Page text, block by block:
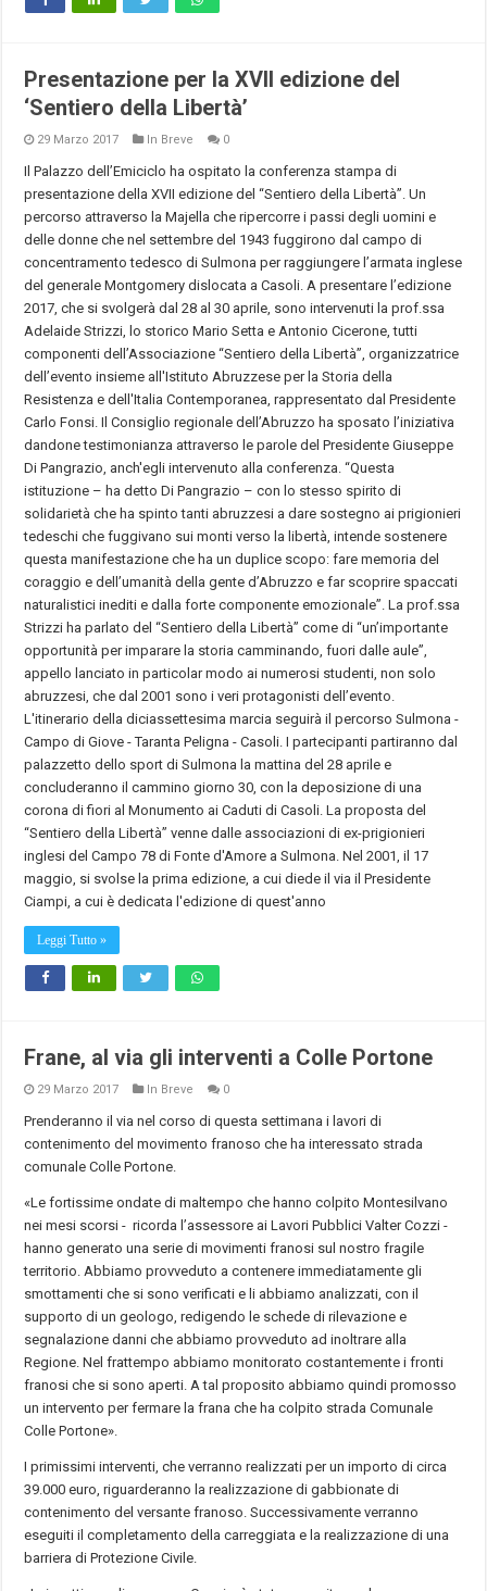
Presentazione per la XVII edizione del
‘Sentiero della Libertà’
29 Marzo 2017 In Breve 0
Il Palazzo dell’Emiciclo ha ospitato la conferenza stampa di
presentazione della XVII edizione del “Sentiero della Libertà”. Un
percorso attraverso la Majella che ripercorre i passi degli uomini e
delle donne che nel settembre del 1943 fuggirono dal campo di
concentramento tedesco di Sulmona per raggiungere l’armata inglese
del generale Montgomery dislocata a Casoli. A presentare l’edizione
2017, che si svolgerà dal 28 al 30 aprile, sono intervenuti la prof.ssa
Adelaide Strizzi, lo storico Mario Setta e Antonio Cicerone, tutti
componenti dell’Associazione “Sentiero della Libertà”, organizzatrice
dell’evento insieme all'Istituto Abruzzese per la Storia della
Resistenza e dell'Italia Contemporanea, rappresentato dal Presidente
Carlo Fonsi. Il Consiglio regionale dell’Abruzzo ha sposato l’iniziativa
dandone testimonianza attraverso le parole del Presidente Giuseppe
Di Pangrazio, anch'egli intervenuto alla conferenza. “Questa
istituzione – ha detto Di Pangrazio – con lo stesso spirito di
solidarietà che ha spinto tanti abruzzesi a dare sostegno ai prigionieri
tedeschi che fuggivano sui monti verso la libertà, intende sostenere
questa manifestazione che ha un duplice scopo: fare memoria del
coraggio e dell’umanità della gente d’Abruzzo e far scoprire spaccati
naturalistici inediti e dalla forte componente emozionale”. La prof.ssa
Strizzi ha parlato del “Sentiero della Libertà” come di “un’importante
opportunità per imparare la storia camminando, fuori dalle aule”,
appello lanciato in particolar modo ai numerosi studenti, non solo
abruzzesi, che dal 2001 sono i veri protagonisti dell’evento.
L'itinerario della diciassettesima marcia seguirà il percorso Sulmona -
Campo di Giove - Taranta Peligna - Casoli. I partecipanti partiranno dal
palazzetto dello sport di Sulmona la mattina del 28 aprile e
concluderanno il cammino giorno 30, con la deposizione di una
corona di fiori al Monumento ai Caduti di Casoli. La proposta del
“Sentiero della Libertà” venne dalle associazioni di ex-prigionieri
inglesi del Campo 78 di Fonte d'Amore a Sulmona. Nel 2001, il 17
maggio, si svolse la prima edizione, a cui diede il via il Presidente
Ciampi, a cui è dedicata l'edizione di quest'anno
Leggi Tutto »
Frane, al via gli interventi a Colle Portone
29 Marzo 2017 In Breve 0
Prenderanno il via nel corso di questa settimana i lavori di
contenimento del movimento franoso che ha interessato strada
comunale Colle Portone.
«Le fortissime ondate di maltempo che hanno colpito Montesilvano
nei mesi scorsi - ricorda l’assessore ai Lavori Pubblici Valter Cozzi -
hanno generato una serie di movimenti franosi sul nostro fragile
territorio. Abbiamo provveduto a contenere immediatamente gli
smottamenti che si sono verificati e li abbiamo analizzati, con il
supporto di un geologo, redigendo le schede di rilevazione e
segnalazione danni che abbiamo provveduto ad inoltrare alla
Regione. Nel frattempo abbiamo monitorato costantemente i fronti
franosi che si sono aperti. A tal proposito abbiamo quindi promosso
un intervento per fermare la frana che ha colpito strada Comunale
Colle Portone».
I primissimi interventi, che verranno realizzati per un importo di circa
39.000 euro, riguarderanno la realizzazione di gabbionate di
contenimento del versante franoso. Successivamente verranno
eseguiti il completamento della carreggiata e la realizzazione di una
barriera di Protezione Civile.